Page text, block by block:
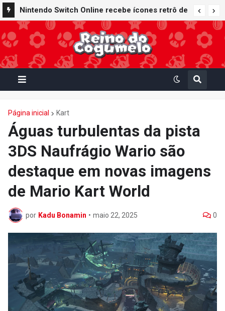
Nintendo Switch Online recebe ícones retrô de
Mario Paint (SNES) e Mario Kart: Super Circuit
(GBA)
Página inicial Kart
Águas turbulentas da pista
3DS Naufrágio Wario são
destaque em novas imagens
de Mario Kart World
por Kadu Bonamin • maio 22, 2025 0